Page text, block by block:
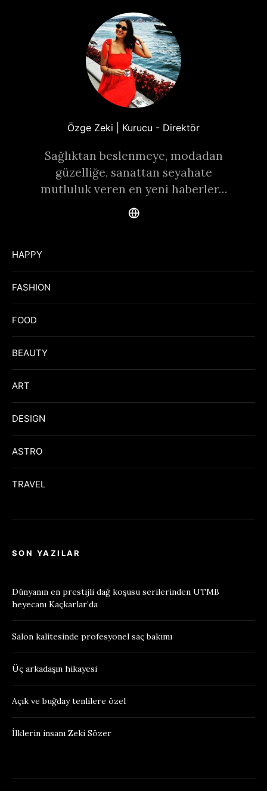
Özge Zeki | Kurucu - Direktör
Sağlıktan beslenmeye, modadan
güzelliğe, sanattan seyahate
mutluluk veren en yeni haberler…
HAPPY
FASHION
FOOD
BEAUTY
ART
DESIGN
ASTRO
TRAVEL
SON YAZILAR
Dünyanın en prestijli dağ koşusu serilerinden UTMB
heyecanı Kaçkarlar’da
Salon kalitesinde profesyonel saç bakımı
Üç arkadaşın hikayesi
Açık ve buğday tenlilere özel
İlklerin insanı Zeki Sözer